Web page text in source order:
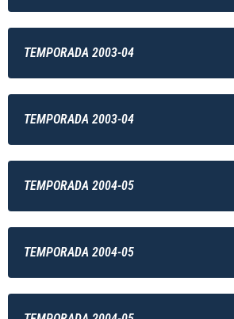
TEMPORADA 2003-04
TEMPORADA 2003-04
TEMPORADA 2004-05
TEMPORADA 2004-05